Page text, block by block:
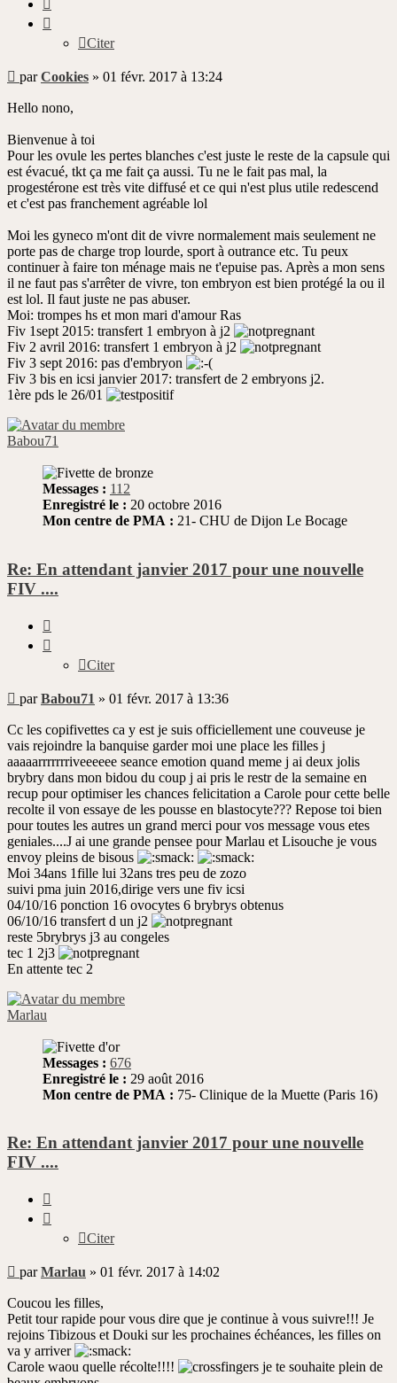
Citer
Message
non
lu
parCookies » 01 févr. 2017 à 13:24
Hello nono,
Bienvenue à toi
Pour les ovule les pertes blanches c'est juste le reste de la capsule qui
est évacué, tkt ça me fait ça aussi. Tu ne le fait pas mal, la
progestérone est très vite diffusé et ce qui n'est plus utile redescend
et c'est pas franchement agréable lol
Moi les gyneco m'ont dit de vivre normalement mais seulement ne
porte pas de charge trop lourde, sport à outrance etc. Tu peux
continuer à faire ton ménage mais ne t'epuise pas. Après a mon sens
il ne faut pas s'arrêter de vivre, ton embryon est bien protégé la ou il
est lol. Il faut juste ne pas abuser.
Moi: trompes hs et mon mari d'amour Ras
Fiv 1sept 2015: transfert 1 embryon à j2
Fiv 2 avril 2016: transfert 1 embryon à j2
Fiv 3 sept 2016: pas d'embryon
Fiv 3 bis en icsi janvier 2017: transfert de 2 embryons j2.
1ère pds le 26/01
Babou71
Messages : 112
Enregistré le : 20 octobre 2016
Mon centre de PMA : 21- CHU de Dijon Le Bocage
Re: En attendant janvier 2017 pour une nouvelle
FIV ....
Citer
Message
non
lu
parBabou71 » 01 févr. 2017 à 13:36
Cc les copifivettes ca y est je suis officiellement une couveuse je
vais rejoindre la banquise garder moi une place les filles j
aaaaarrrrrrriveeeeee seance emotion quand meme j ai deux jolis
brybry dans mon bidou du coup j ai pris le restr de la semaine en
recup pour optimiser les chances felicitation a Carole pour cette belle
recolte il von essaye de les pousse en blastocyte??? Repose toi bien
pour toutes les autres un grand merci pour vos message vous etes
geniales....J ai une grande pensee pour Marlau et Lisouche je vous
envoy pleins de bisous
Moi 34ans 1fille lui 32ans tres peu de zozo
suivi pma juin 2016,dirige vers une fiv icsi
04/10/16 ponction 16 ovocytes 6 brybrys obtenus
06/10/16 transfert d un j2
reste 5brybrys j3 au congeles
tec 1 2j3
En attente tec 2
Marlau
Messages : 676
Enregistré le : 29 août 2016
Mon centre de PMA : 75- Clinique de la Muette (Paris 16)
Re: En attendant janvier 2017 pour une nouvelle
FIV ....
Citer
Message
non
lu
parMarlau » 01 févr. 2017 à 14:02
Coucou les filles,
Petit tour rapide pour vous dire que je continue à vous suivre!!! Je
rejoins Tibizous et Douki sur les prochaines échéances, les filles on
va y arriver
Carole waou quelle récolte!!!!
je te souhaite plein de